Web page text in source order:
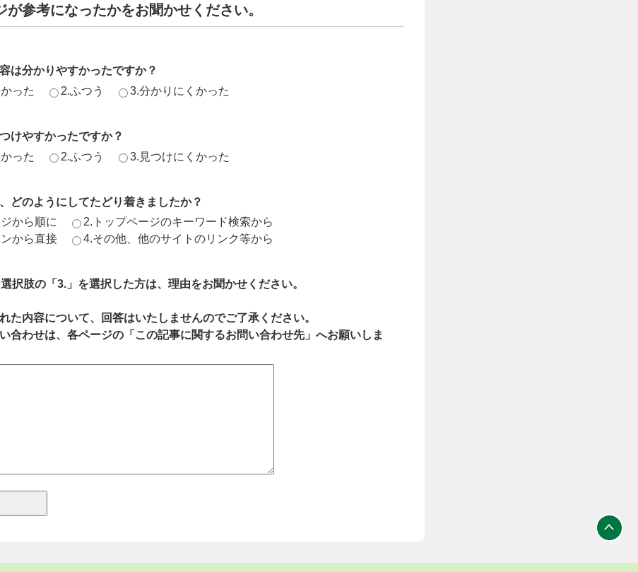
が参考になったかをお聞かせください。
は分かりやすかったですか？
った
2.ふつう 3.分かりにくかった
けやすかったですか？
った
2.ふつう 3.見つけにくかった
どのようにしてたどり着きましたか？
から順に
2.トップページのキーワード検索から
から直接
4.その他、他のサイトのリンク等から
択肢の「3.」を選択した方は、理由をお聞かせください。
た内容について、回答はいたしませんのでご了承ください。
合わせは、各ページの「この記事に関するお問い合わせ先」へお願いしま